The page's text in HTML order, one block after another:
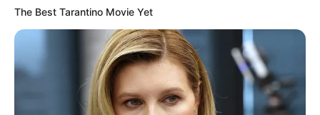
The Best Tarantino Movie Yet